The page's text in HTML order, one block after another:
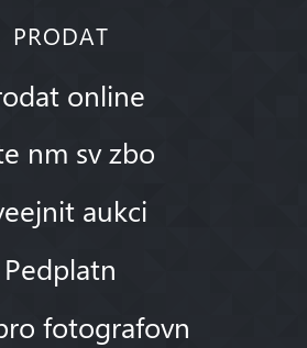
PRODAT
online
nm sv zbo
aukci
Pedplatn
fotografovn